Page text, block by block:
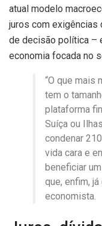
atual modelo
juros com
de decisão política –
economia focada no
“O que mais
tem o
plataforma
Suíça ou
condenar
vida cara e
beneficiar
que, enfim,
economista.